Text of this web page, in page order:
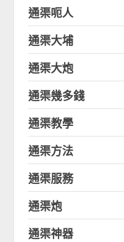
通渠呃人
通渠大埔
通渠大炮
通渠幾多錢
通渠教學
通渠方法
通渠服務
通渠炮
通渠神器